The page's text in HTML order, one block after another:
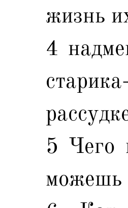
жизнь
4
5 Чего
можешь